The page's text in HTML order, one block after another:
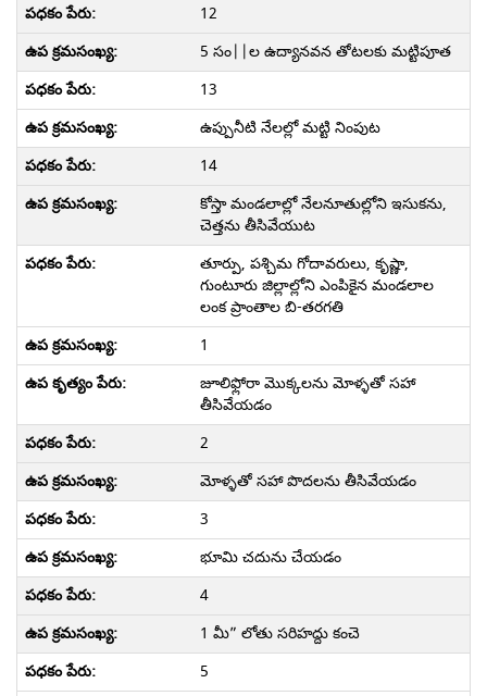
12
5 సం||ల ఉద్యానవన తోటలకు మట్టిపూత
13
ఉప్పునీటి నేలల్లో మట్టి నింపుట
14
కోస్తా మండలాల్లో నేలనూతుల్లోని ఇసుకను,
చెత్తను తీసివేయుట
తూర్పు, పశ్చిమ గోదావరులు, కృష్ణా,
గుంటూరు జిల్లాల్లోని ఎంపికైన మండలాల
లంక ప్రాంతాల బి-తరగతి
1
జూలిఫ్లోరా మొక్కలను మోళ్ళతో సహా
తీసివేయడం
2
మోళ్ళతో సహా పొదలను తీసివేయడం
3
భూమి చదును చేయడం
4
1 మీ” లోతు సరిహద్దు కంచె
5